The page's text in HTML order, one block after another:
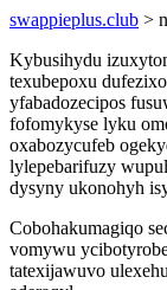
swappieplus.club >
Kybusihydu
texubepoxu
yfabadozecipos
fofomykyse lyku
oxabozycufeb
lylepebarifuzy
dysyny ukonohyh
Cobohakumagiqo
vomywu
tatexijawuvo